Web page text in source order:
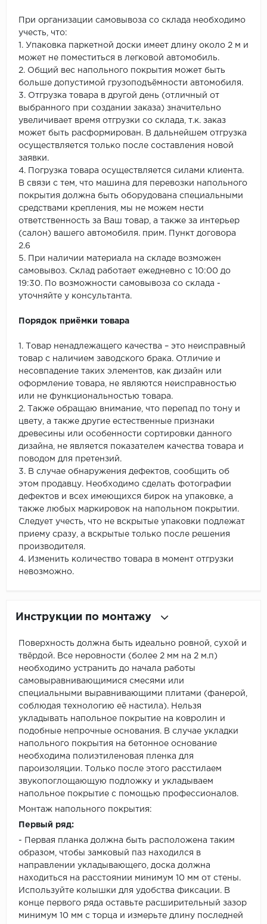
При организации самовывоза со склада необходимо
учесть, что:
1. Упаковка паркетной доски имеет длину около 2 м и
может не поместиться в легковой автомобиль.
2. Общий вес напольного покрытия может быть
больше допустимой грузоподъёмности автомобиля.
3. Отгрузка товара в другой день (отличный от
выбранного при создании заказа) значительно
увеличивает время отгрузки со склада, т.к. заказ
может быть расформирован. В дальнейшем отгрузка
осуществляется только после составления новой
заявки.
4. Погрузка товара осуществляется силами клиента.
В связи с тем, что машина для перевозки напольного
покрытия должна быть оборудована специальными
средствами крепления, мы не можем нести
ответственность за Ваш товар, а также за интерьер
(салон) вашего автомобиля. прим. Пункт договора
2.6
5. При наличии материала на складе возможен
самовывоз. Склад работает ежедневно с 10:00 до
19:30. По возможности самовывоза со склада -
уточняйте у консультанта.
Порядок приёмки товара
1. Товар ненадлежащего качества – это неисправный
товар с наличием заводского брака. Отличие и
несовпадение таких элементов, как дизайн или
оформление товара, не являются неисправностью
или не функциональностью товара.
2. Также обращаю внимание, что перепад по тону и
цвету, а также другие естественные признаки
древесины или особенности сортировки данного
дизайна, не является показателем качества товара и
поводом для претензий.
3. В случае обнаружения дефектов, сообщить об
этом продавцу. Необходимо сделать фотографии
дефектов и всех имеющихся бирок на упаковке, а
также любых маркировок на напольном покрытии.
Следует учесть, что не вскрытые упаковки подлежат
приему сразу, а вскрытые только после решения
производителя.
4. Изменить количество товара в момент отгрузки
невозможно.
Инструкции по монтажу
Поверхность должна быть идеально ровной, сухой и
твёрдой. Все неровности (более 2 мм на 2 м.п)
необходимо устранить до начала работы
самовыравнивающимися смесями или
специальными выравнивающими плитами (фанерой,
соблюдая технологию её настила). Нельзя
укладывать напольное покрытие на ковролин и
подобные непрочные основания. В случае укладки
напольного покрытия на бетонное основание
необходима полиэтиленовая пленка для
пароизоляции. Только после этого расстилаем
звукопоглощающую подложку и укладываем
напольное покрытие с помощью профессионалов.
Монтаж напольного покрытия:
Первый ряд:
- Первая планка должна быть расположена таким
образом, чтобы замковый паз находился в
направлении укладывающего, доска должна
находиться на расстоянии минимум 10 мм от стены.
Используйте колышки для удобства фиксации. В
конце первого ряда оставьте расширительный зазор
минимум 10 мм с торца и измерьте длину последней